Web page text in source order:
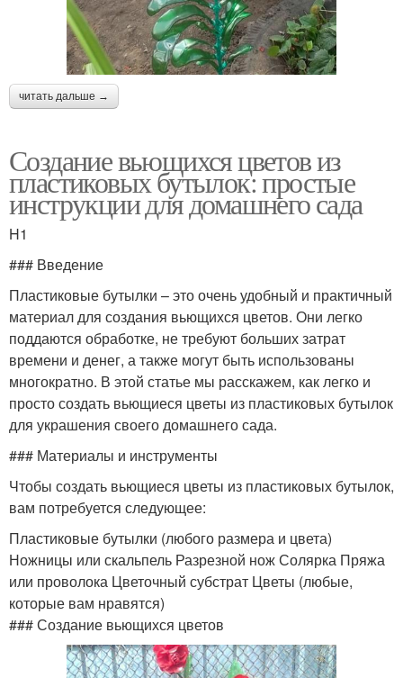
читать дальше →
Создание вьющихся цветов из
пластиковых бутылок: простые
инструкции для домашнего сада
H1
### Введение
Пластиковые бутылки – это очень удобный и практичный
материал для создания вьющихся цветов. Они легко
поддаются обработке, не требуют больших затрат
времени и денег, а также могут быть использованы
многократно. В этой статье мы расскажем, как легко и
просто создать вьющиеся цветы из пластиковых бутылок
для украшения своего домашнего сада.
### Материалы и инструменты
Чтобы создать вьющиеся цветы из пластиковых бутылок,
вам потребуется следующее:
Пластиковые бутылки (любого размера и цвета)
Ножницы или скальпель Разрезной нож Солярка Пряжа
или проволока Цветочный субстрат Цветы (любые,
которые вам нравятся)
### Создание вьющихся цветов